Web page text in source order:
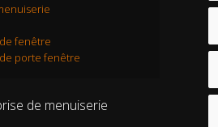
fenêtre
porte fenêtre
de menuiserie